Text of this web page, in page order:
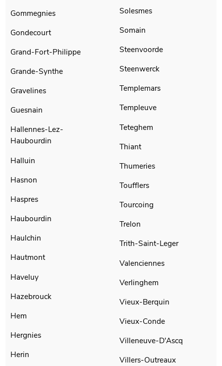
Gommegnies
Gondecourt
Grand-Fort-Philippe
Grande-Synthe
Gravelines
Guesnain
Hallennes-Lez-
Haubourdin
Halluin
Hasnon
Haspres
Haubourdin
Haulchin
Hautmont
Haveluy
Hazebrouck
Hem
Hergnies
Herin
Solesmes
Somain
Steenvoorde
Steenwerck
Templemars
Templeuve
Teteghem
Thiant
Thumeries
Toufflers
Tourcoing
Trelon
Trith-Saint-Leger
Valenciennes
Verlinghem
Vieux-Berquin
Vieux-Conde
Villeneuve-D'Ascq
Villers-Outreaux